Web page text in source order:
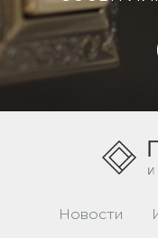
Новости